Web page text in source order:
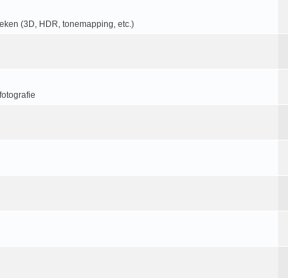
(3D, HDR, tonemapping, etc.)